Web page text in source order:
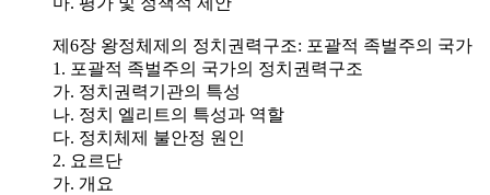
제6장 왕정체제의 정치권력구조: 포괄적 족벌주의 국가
1. 포괄적 족벌주의 국가의 정치권력구조
가. 정치권력기관의 특성
나. 정치 엘리트의 특성과 역할
다. 정치체제 불안정 원인
2. 요르단
가. 개요